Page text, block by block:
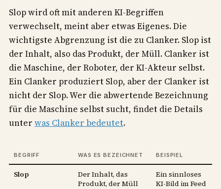
Slop wird oft mit anderen KI-Begriffen
verwechselt, meint aber etwas Eigenes. Die
wichtigste Abgrenzung ist die zu Clanker. Slop ist
der Inhalt, also das Produkt, der Müll. Clanker ist
die Maschine, der Roboter, der KI-Akteur selbst.
Ein Clanker produziert Slop, aber der Clanker ist
nicht der Slop. Wer die abwertende Bezeichnung
für die Maschine selbst sucht, findet die Details
unter was Clanker bedeutet.
BEGRIFF WAS ES BEZEICHNET BEISPIEL
Slop
Der Inhalt, das
Produkt, der Müll
Ein sinnloses
KI-Bild im Feed